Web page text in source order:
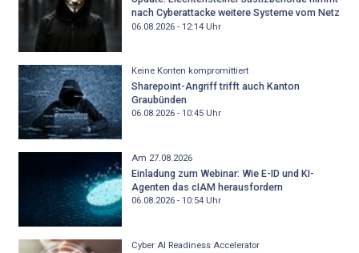
nach Cyberattacke weitere Systeme vom Netz
06.08.2026 - 12:14Uhr
Keine Konten kompromittiert
Sharepoint-Angriff trifft auch Kanton
Graubünden
06.08.2026 - 10:45Uhr
Am 27.08.2026
Einladung zum Webinar: Wie E-ID und KI-
Agenten das cIAM herausfordern
06.08.2026 - 10:54Uhr
Cyber AI Readiness Accelerator